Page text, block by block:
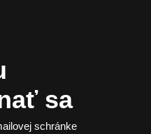
sa
schránke